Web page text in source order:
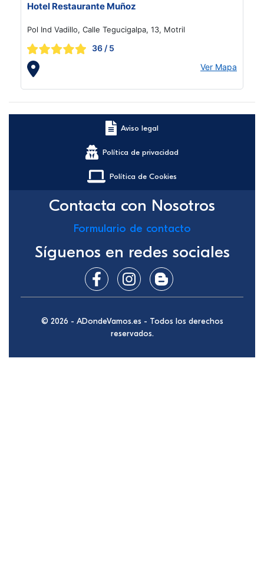
Hotel Restaurante Muñoz
Pol Ind Vadillo, Calle Tegucigalpa, 13, Motril
36 / 5
Ver Mapa
Aviso legal
Política de privacidad
Política de Cookies
Contacta con Nosotros
Formulario de contacto
Síguenos en redes sociales
© 2026 - ADondeVamos.es - Todos los derechos
reservados.